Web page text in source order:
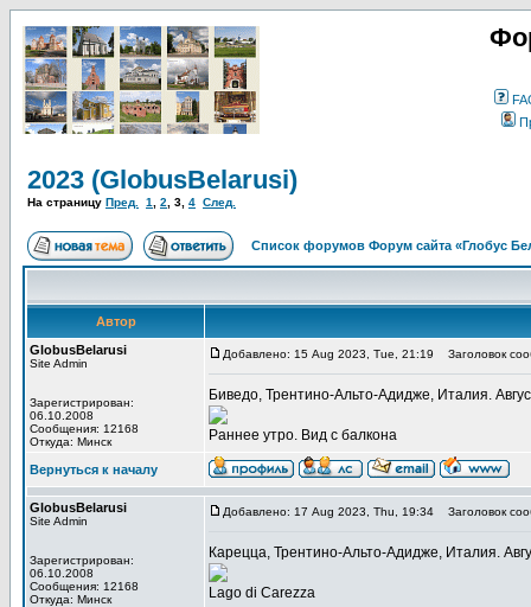
2023 (GlobusBelarusi)
На страницу Пред. 1 2 3 4 След.
Список форумов Форум сайта «Глобус
Автор
GlobusBelarusi
Site Admin
Зарегистрирован:
06.10.2008
Сообщения: 12168
Откуда: Минск
Добавлено: 15 Aug 2023, Tue, 21:19 Заголовок
Биведо, Трентино-Альто-Адидже, Италия.
Раннее утро. Вид с балкона
Вернуться к началу
GlobusBelarusi
Site Admin
Зарегистрирован:
06.10.2008
Сообщения: 12168
Откуда: Минск
Добавлено: 17 Aug 2023, Thu, 19:34 Заголовок
Карецца, Трентино-Альто-Адидже, Италия.
Lago di Carezza